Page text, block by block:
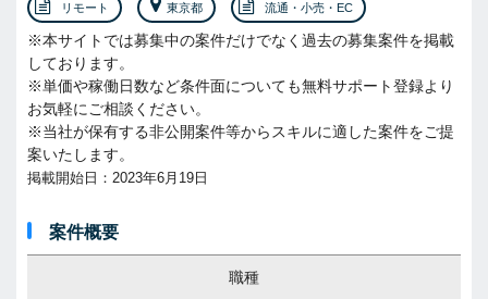
リモート 東京都 流通・小売・EC
※本サイトでは募集中の案件だけでなく過去の募集案件を掲載
しております。
※単価や稼働日数など条件面についても無料サポート登録より
お気軽にご相談ください。
※当社が保有する非公開案件等からスキルに適した案件をご提
案いたします。
掲載開始日：2023年6月19日
案件概要
職種